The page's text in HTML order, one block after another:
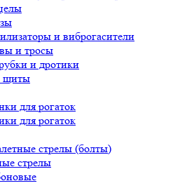
и виброгасители
и тросы
и дротики
щиты
для рогаток
для рогаток
стрелы (болты)
стрелы